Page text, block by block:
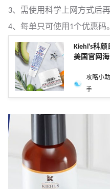
3、需使用科学上网方式后再
4、每单只可使用1个优惠码。
Kiehl's科颜
美国官网海
攻略小助
手